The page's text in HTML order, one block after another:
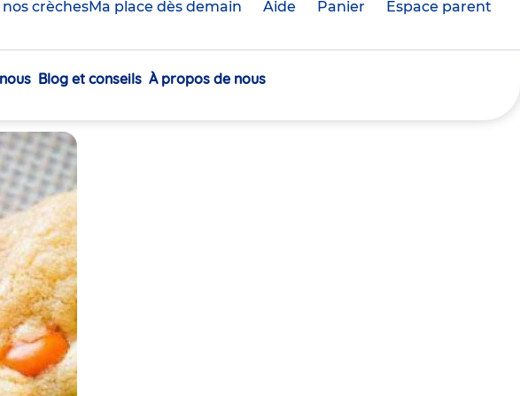
crèchesMa place dès demain Aide Panier crèche(s)
Espace parent
Blog et conseils À propos de nous